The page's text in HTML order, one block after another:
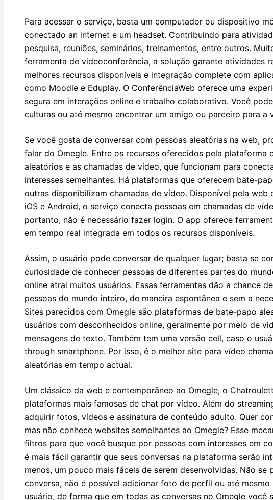
Para acessar o serviço, basta um computador ou dispositivo
conectado an internet e um headset. Contribuindo para
pesquisa, reuniões, seminários, treinamentos, entre outros.
ferramenta de videoconferência, a solução garante atividades
melhores recursos disponíveis e integração complete com
como Moodle e Eduplay. O ConferênciaWeb oferece uma
segura em interações online e trabalho colaborativo. Você
culturas ou até mesmo encontrar um amigo ou parceiro para a
Se você gosta de conversar com pessoas aleatórias na web,
falar do Omegle. Entre os recursos oferecidos pela plataforma
aleatórios e as chamadas de vídeo, que funcionam para
interesses semelhantes. Há plataformas que oferecem bate-
outras disponibilizam chamadas de vídeo. Disponível pela web
iOS e Android, o serviço conecta pessoas em chamadas de
portanto, não é necessário fazer login. O app oferece
em tempo real integrada em todos os recursos disponíveis.
Assim, o usuário pode conversar de qualquer lugar; basta se
curiosidade de conhecer pessoas de diferentes partes do
online atrai muitos usuários. Essas ferramentas dão a chance
pessoas do mundo inteiro, de maneira espontânea e sem a
Sites parecidos com Omegle são plataformas de bate-papo
usuários com desconhecidos online, geralmente por meio de
mensagens de texto. Também tem uma versão cell, caso o
through smartphone. Por isso, é o melhor site para vídeo
aleatórias em tempo actual.
Um clássico da web e contemporâneo ao Omegle, o
plataformas mais famosas de chat por vídeo. Além do
adquirir fotos, vídeos e assinatura de conteúdo adulto. Quer
mas não conhece websites semelhantes ao Omegle? Esse
filtros para que você busque por pessoas com interesses em
é mais fácil garantir que seus conversas na plataforma serão
menos, um pouco mais fáceis de serem desenvolvidas. Não se
conversa, não é possível adicionar foto de perfil ou até mesmo
usuário, de forma que em todas as conversas no Omegle você